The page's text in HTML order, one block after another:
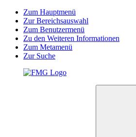
Zum Hauptmenü
Zur Bereichsauswahl
Zum Benutzermenü
Zu den Weiteren Informationen
Zum Metamenü
Zur Suche